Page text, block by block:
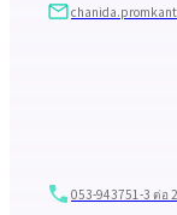
053-943751-3 ต่อ